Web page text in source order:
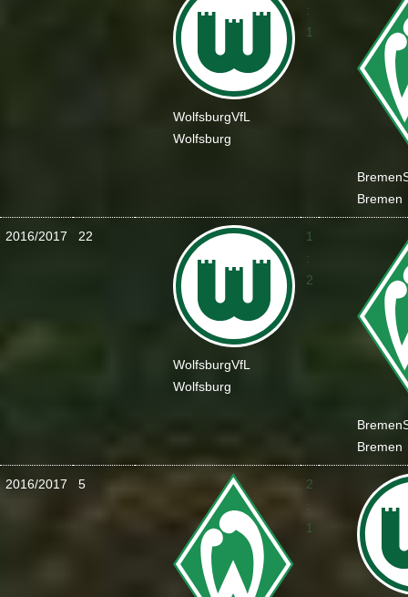
WolfsburgVfL
Wolfsburg
:
1
Bremen
Bremen
2016/2017 22
WolfsburgVfL
Wolfsburg
1
:
2
Bremen
Bremen
2016/2017 5
2
:
1